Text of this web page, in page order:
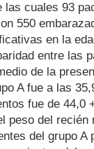
las cuales 93
550
en la
entre las
de la
A fue a las
fue de 44,0
peso del
del grupo A